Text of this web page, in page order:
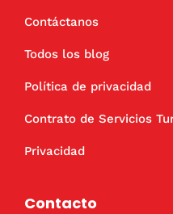
Contáctanos
Todos los blog
Política de privacidad
Contrato de Servicios
Privacidad
Contacto